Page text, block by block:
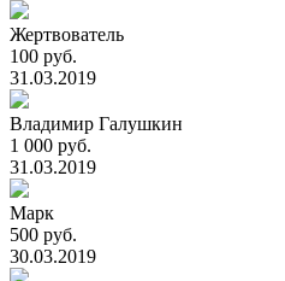
Жертвователь
100 руб.
31.03.2019
Владимир Галушкин
1 000 руб.
31.03.2019
Марк
500 руб.
30.03.2019